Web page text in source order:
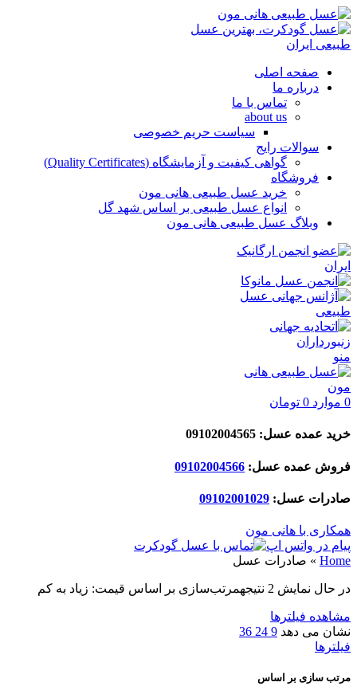
صفحه اصلی
درباره ما
تماس با ما
about us
سیاست حریم خصوصی
سوالات رایج
گواهی کیفیت و آزمایشگاه (Quality Certificates)
فروشگاه
خرید عسل طبیعی هانی مون
انواع عسل طبیعی بر اساس شهد گل
وبلاگ عسل طبیعی هانی مون
منو
0 موارد 0 تومان
خرید عمده عسل: 09102004565
فروش عمده عسل: 09102004566
صادرات عسل: 09102001029
همکاری با هانی مون
پیام در واتس اپ
Home
» صادرات عسل
در حال نمایش 2 نتیجه مرتب‌سازی بر اساس قیمت: زیاد به کم
مشاهده فیلترها
نشان می دهد 9
24
36
فیلترها
مرتب سازی بر اساس